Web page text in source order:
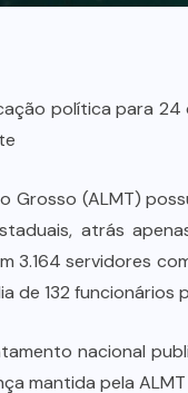
política para
Grosso (ALMT)
atrás
3.164 servidores
de 132 funcionários
nacional
mantida pela